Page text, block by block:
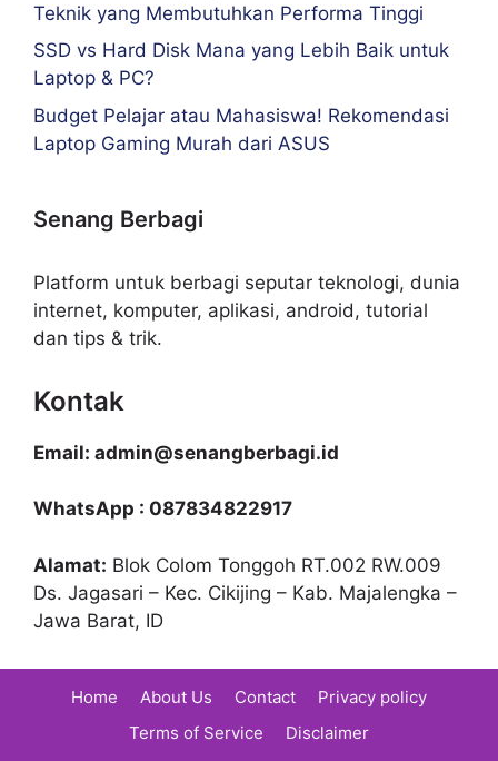
Teknik yang Membutuhkan Performa Tinggi
SSD vs Hard Disk Mana yang Lebih Baik untuk
Laptop & PC?
Budget Pelajar atau Mahasiswa! Rekomendasi
Laptop Gaming Murah dari ASUS
Senang Berbagi
Platform untuk berbagi seputar teknologi, dunia
internet, komputer, aplikasi, android, tutorial
dan tips & trik.
Kontak
Email: admin@senangberbagi.id
WhatsApp : 087834822917
Alamat: Blok Colom Tonggoh RT.002 RW.009
Ds. Jagasari – Kec. Cikijing – Kab. Majalengka –
Jawa Barat, ID
Home About Us Contact
Privacy policy
Terms of Service
Disclaimer